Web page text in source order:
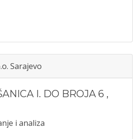
Sarajevo
I. DO BROJA 6 ,
i analiza